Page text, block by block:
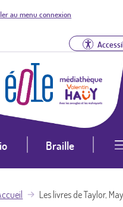
au menu connexion
Braille
Les livres de Taylor, May